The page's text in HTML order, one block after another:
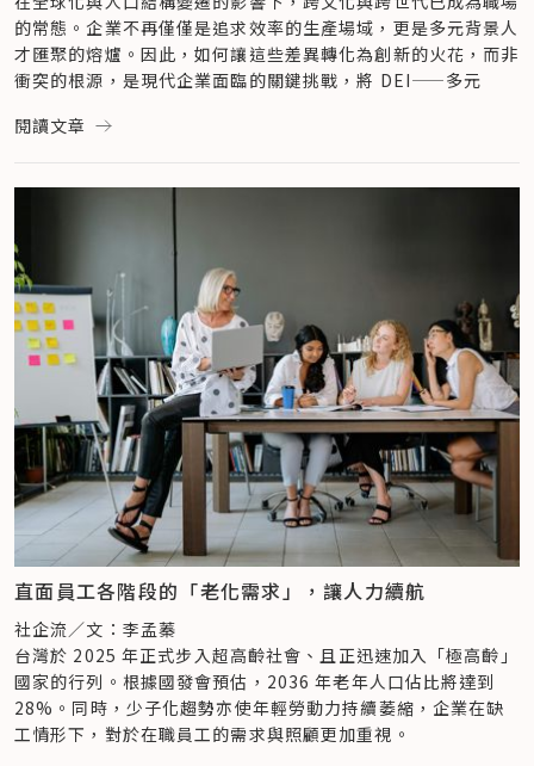
的常態。企業不再僅僅是追求效率的生產場域，更是多元背景人
才匯聚的熔爐。因此，如何讓這些差異轉化為創新的火花，而非
衝突的根源，是現代企業面臨的關鍵挑戰，將 DEI——多元
業核心價值裡，從理念到實踐，建立一個真正包容、友善且能激
發不同背景人才潛力的職場。
跨文化共融，從「勞動力」到「人才」的新革命
Forty 創辦人陳凱翔指出，來到台灣的人群不光只有移工，放眼
在台灣的東南亞族群，包含新住民、新二代及留學生總人數已突
破 140 萬人，「如果將這 140 萬人看作是一個城市人口來算，
已經是六都以外的第七大城市。」不僅是充足的勞動群體，更具
備龐大潛力的消費市場及人才庫，而這個數字仍在持續上升中。
在可預期的未來，除了長照、營建產業外，會有更多不同的產
業，如農業、紡織業、餐飲、旅宿業等有越來越多東南亞移工加
入，跨文化的人才管理將成為企業重要且必須面對的挑戰。然
而，許多企業在面對這股浪潮時，仍停留在舊思維。陳凱翔觀察
到，企業在處理跨文化議題時，最大的挑戰往往來自於心態，
「過去許多企業習慣以一個『把他們當作是一個勞動力』的角色
來管理，想的是如何『省麻煩』。」但這種模式，讓企業忽略了
東南亞族群是勞動力外，也代表消費力，加上近年來台灣政府力
推「新南向政策」，背後的潛在價值不容小覷。
「不論是從企業人才端的跨文化的人才培育需求，或是越來越龐
大的東南亞消費市場，這是相輔相成的結果，也是未來趨勢所
在。」陳凱翔進一步說明，「One-Forty 希望讓企業看見東南
亞移工全新的可能：這群東南亞族群並不只是勞動力，而是擁有
『長期發展的人才』的能力與機會。」當企業觀念能從「管理成
本」轉為「投資人才」，企業的 DEI 實踐才能從被動式的危機
閱讀文章
直面員工各階段的「老化需求」，讓人力續航
社企流／文：李孟蓁
台灣於 2025 年正式步入超高齡社會、且正迅速加入「極高齡」
國家的行列。根據國發會預估，2036 年老年人口佔比將達到
28%。同時，少子化趨勢亦使年輕勞動力持續萎縮，企業在缺
工情形下，對於在職員工的需求與照顧更加重視。